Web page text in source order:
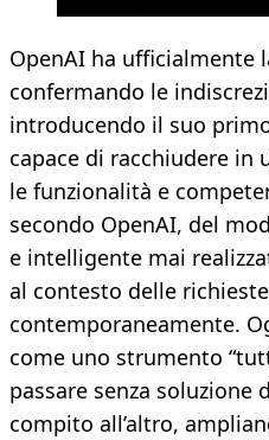
OpenAI ha ufficialmente
confermando le
introducendo il suo
capace di racchiudere
le funzionalità e
secondo OpenAI, del
e intelligente mai
al contesto delle
contemporaneamente.
come uno strumento
passare senza soluzione
compito all’altro,